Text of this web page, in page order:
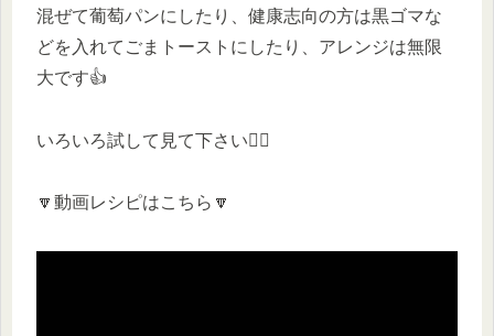
混ぜて葡萄パンにしたり、健康志向の方は黒ゴマな
どを入れてごまトーストにしたり、アレンジは無限
大です👍
いろいろ試して見て下さい🙆‍♀️
🔽動画レシピはこちら🔽